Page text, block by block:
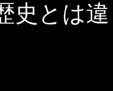
史とは